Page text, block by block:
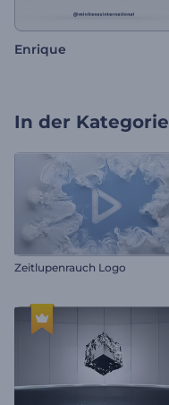
Enrique
In der Kategorie
Zeitlupenrauch Logo